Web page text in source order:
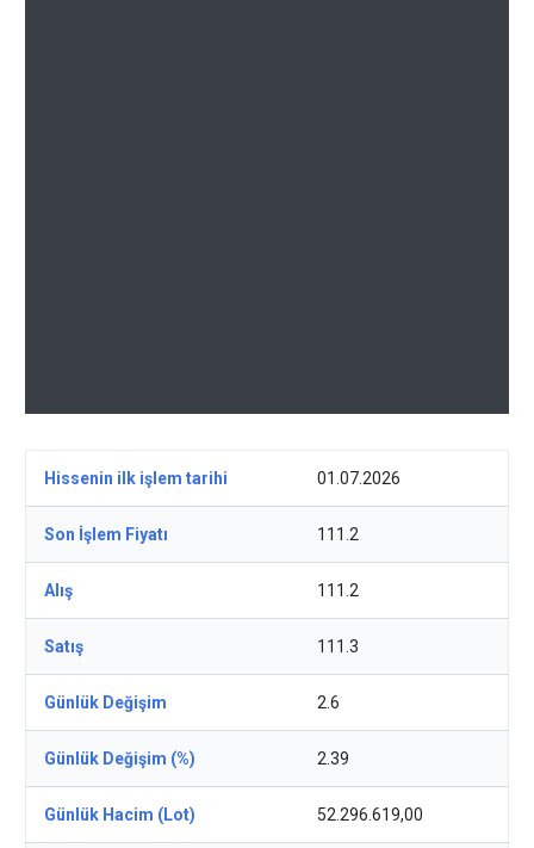
Hissenin ilk işlem tarihi 01.07.2026
Son İşlem Fiyatı 111.2
Alış 111.2
Satış 111.3
Günlük Değişim 2.6
Günlük Değişim (%) 2.39
Günlük Hacim (Lot) 52.296.619,00